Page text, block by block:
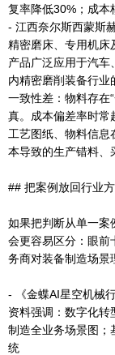
复率降低30%；成本
- 江西奈尔斯西蒙斯
精密磨床、专用机床
产品广泛应用于汽车
内精密磨削装备行
一致性差：物料存在
真。成本偏差率时常
工艺图纸、物料信息
本导致的生产错料、
## 把案例放回行业
如果把判断从单一案
会更容易区分：眼前
务商对装备制造场景
- 《金蝶AI星空机械
资料强调：数字化
制造全业务场景图；
统